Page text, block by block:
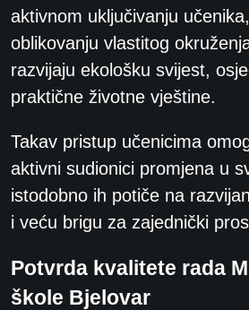
aktivnom uključivanju
oblikovanju vlastitog
razvijaju ekološku svijest,
praktične životne vještine.
Takav pristup učenicima
aktivni sudionici promjena u
istodobno ih potiče na
i veću brigu za zajednički
Potvrda kvalitete rada
škole Bjelovar